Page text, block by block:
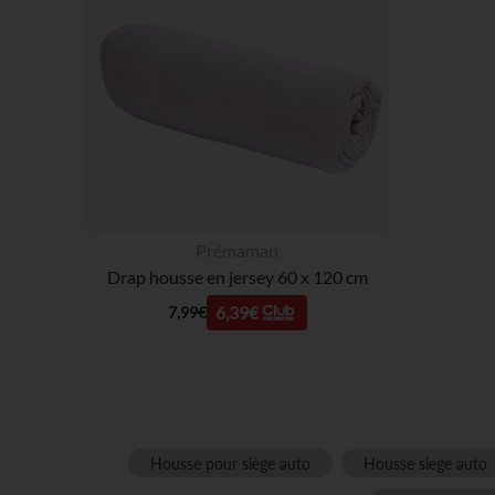
Drap housse en jersey 60 x 120 cm
7,99€ 6,39€
Housse pour siège auto Housse siege auto